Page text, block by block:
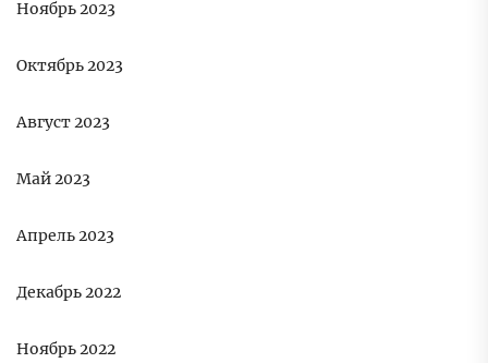
Ноябрь 2023
Октябрь 2023
Август 2023
Май 2023
Апрель 2023
Декабрь 2022
Ноябрь 2022